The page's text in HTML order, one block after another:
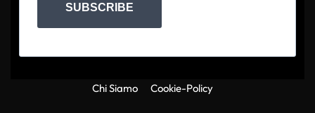
SUBSCRIBE
Chi Siamo Cookie-Policy